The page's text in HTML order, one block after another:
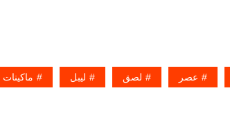
عصر لصق ليبل ماكينات